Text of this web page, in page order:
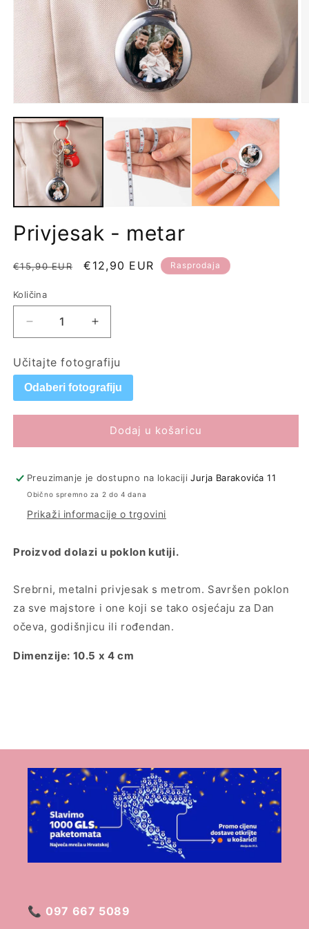
Privjesak - metar
Redovna
€15,90 EUR
Prodajna
€12,90 EUR Rasprodaja
Količina
Količina
Smanji
količinu
proizvoda
Privjesak
-
metar
Povećaj
količinu
proizvoda
Privjesak
-
metar
Učitajte fotografiju
Odaberi fotografiju
Dodaj u košaricu
Preuzimanje je dostupno na lokacijiJurja Barakovića 11
Obično spremno za 2 do 4 dana
Prikaži informacije o trgovini
Proizvod dolazi u poklon kutiji.
Srebrni, metalni privjesak s metrom. Savršen poklon
za sve majstore i one koji se tako osjećaju za Dan
očeva, godišnjicu ili rođendan.
Dimenzije: 10.5 x 4 cm
📞 097 667 5089